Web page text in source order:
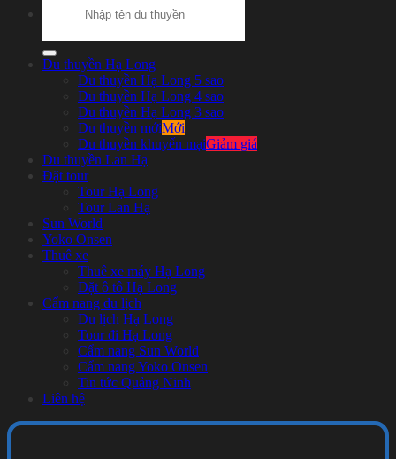
Du thuyền Hạ Long
Du thuyền Hạ Long 5 sao
Du thuyền Hạ Long 4 sao
Du thuyền Hạ Long 3 sao
Du thuyền mới
Du thuyền khuyến mại
Du thuyền Lan Hạ
Đặt tour
Tour Hạ Long
Tour Lan Hạ
Sun World
Yoko Onsen
Thuê xe
Thuê xe máy Hạ Long
Đặt ô tô Hạ Long
Cẩm nang du lịch
Du lịch Hạ Long
Tour đi Hạ Long
Cẩm nang Sun World
Cẩm nang Yoko Onsen
Tin tức Quảng Ninh
Liên hệ